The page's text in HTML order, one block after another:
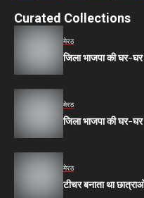
Curated Collections
मेरठ
जिला भाजपा की घर-घर
मेरठ
जिला भाजपा की घर-घर
मेरठ
टीचर बनाता था